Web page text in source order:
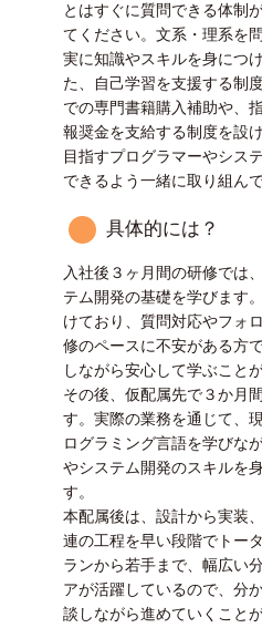
とはすぐに質問できる体制
てください。文系・理系を
実に知識やスキルを身につ
た、自己学習を支援する制
での専門書籍購入補助や、
報奨金を支給する制度を設
目指すプログラマーやシス
できるよう一緒に取り組ん
具体的には？
入社後３ヶ月間の研修では
テム開発の基礎を学びます
けており、質問対応やフォ
修のペースに不安がある方
しながら安心して学ぶこと
その後、仮配属先で３か月
す。実際の業務を通じて、
ログラミング言語を学びな
やシステム開発のスキルを
す。
本配属後は、設計から実装
連の工程を早い段階でトー
ランから若手まで、幅広い
アが活躍しているので、分
談しながら進めていくこと